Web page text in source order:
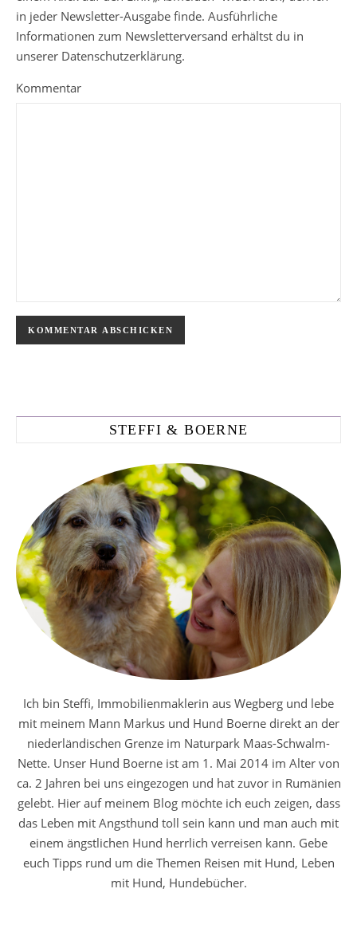
in jeder Newsletter-Ausgabe finde. Ausführliche
Informationen zum Newsletterversand erhältst du in
unserer Datenschutzerklärung.
Kommentar
STEFFI & BOERNE
Ich bin Steffi, Immobilienmaklerin aus Wegberg und lebe
mit meinem Mann Markus und Hund Boerne direkt an der
niederländischen Grenze im Naturpark Maas-Schwalm-
Nette. Unser Hund Boerne ist am 1. Mai 2014 im Alter von
ca. 2 Jahren bei uns eingezogen und hat zuvor in Rumänien
gelebt. Hier auf meinem Blog möchte ich euch zeigen, dass
das Leben mit Angsthund toll sein kann und man auch mit
einem ängstlichen Hund herrlich verreisen kann. Gebe
euch Tipps rund um die Themen Reisen mit Hund, Leben
mit Hund, Hundebücher.